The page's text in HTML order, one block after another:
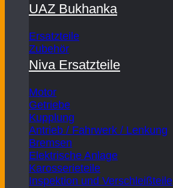
UAZ Bukhanka
Ersatzteile
Zubehör
Niva Ersatzteile
Motor
Getriebe
Kupplung
Antrieb / Fahrwerk / Lenkung
Bremsen
Elektrische Anlage
Karosserieteile
Inspektion und Verschleißteile